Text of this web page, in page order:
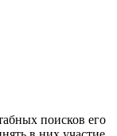
поисков его